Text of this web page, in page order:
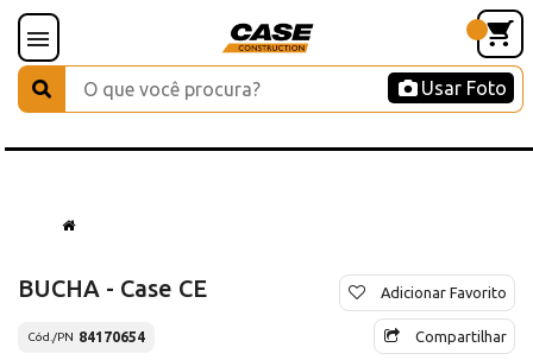
Usar Foto
BUCHA - Case CE
Cód./PN 84170654
Adicionar Favorito
Compartilhar